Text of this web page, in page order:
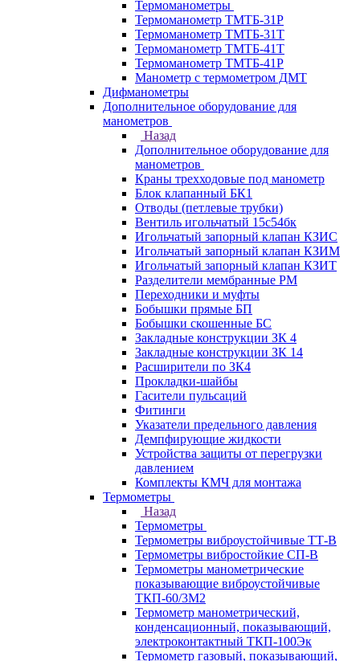
Термоманометры
Термоманометр ТМТБ-31Р
Термоманометр ТМТБ-31Т
Термоманометр ТМТБ-41Т
Термоманометр ТМТБ-41Р
Манометр с термометром ДМТ
Дифманометры
Дополнительное оборудование для
манометров
Назад
Дополнительное оборудование для
манометров
Краны трехходовые под манометр
Блок клапанный БК1
Отводы (петлевые трубки)
Вентиль игольчатый 15с54бк
Игольчатый запорный клапан КЗИС
Игольчатый запорный клапан КЗИМ
Игольчатый запорный клапан КЗИТ
Разделители мембранные РМ
Переходники и муфты
Бобышки прямые БП
Бобышки скошенные БС
Закладные конструкции ЗК 4
Закладные конструкции ЗК 14
Расширители по ЗК4
Прокладки-шайбы
Гасители пульсаций
Фитинги
Указатели предельного давления
Демпфирующие жидкости
Устройства защиты от перегрузки
давлением
Комплекты КМЧ для монтажа
Термометры
Назад
Термометры
Термометры виброустойчивые ТТ-В
Термометры вибростойкие СП-В
Термометры манометрические
показывающие виброустойчивые
ТКП-60/3М2
Термометр манометрический,
конденсационный, показывающий,
электроконтактный ТКП-100Эк
Термометр газовый, показывающий,